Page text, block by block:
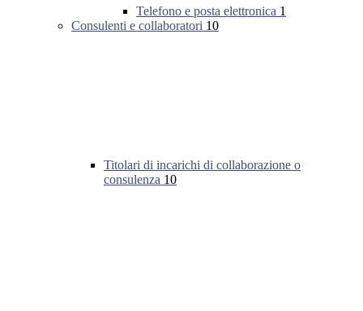
Telefono e posta elettronica 1
Consulenti e collaboratori 10
Titolari di incarichi di collaborazione o
consulenza 10